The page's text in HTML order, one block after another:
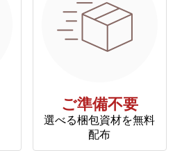
ご準備不要
選べる梱包資材を無料
配布